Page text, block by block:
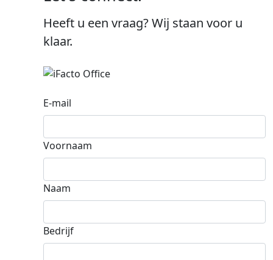
Heeft u een vraag? Wij staan voor u
klaar.
E-mail
Voornaam
Naam
Bedrijf